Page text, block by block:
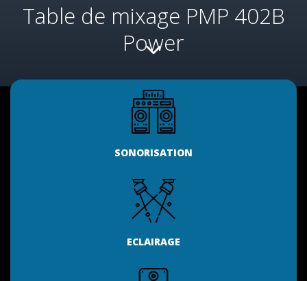
Table de mixage PMP 402B
Power
SONORISATION
ECLAIRAGE